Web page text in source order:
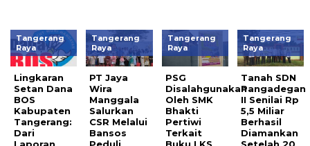
Tangerang
Raya
Lingkaran
Setan Dana
BOS
Kabupaten
Tangerang:
Dari
Tangerang
Raya
PT Jaya
Wira
Manggala
Salurkan
CSR Melalui
Bansos
Tangerang
Raya
PSG
Disalahgunakan
Oleh SMK
Bhakti
Pertiwi
Terkait
Tangerang
Raya
Tanah SDN
Pangadegan
II Senilai Rp
5,5 Miliar
Berhasil
Diamankan